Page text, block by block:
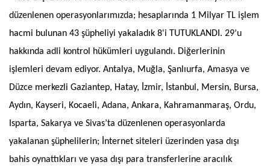
düzenlenen operasyonlarımızda; hesaplarında 1 Milyar TL işlem
hacmi bulunan 43 şüpheliyi yakaladık 8'i TUTUKLANDI. 29’u
hakkında adli kontrol hükümleri uygulandı. Diğerlerinin
işlemleri devam ediyor. Antalya, Muğla, Şanlıurfa, Amasya ve
Düzce merkezli Gaziantep, Hatay, İzmir, İstanbul, Mersin, Bursa,
Aydın, Kayseri, Kocaeli, Adana, Ankara, Kahramanmaraş, Ordu,
Isparta, Sakarya ve Sivas’ta düzenlenen operasyonlarda
yakalanan şüphelilerin; İnternet siteleri üzerinden yasa dışı
bahis oynattıkları ve yasa dışı para transferlerine aracılık